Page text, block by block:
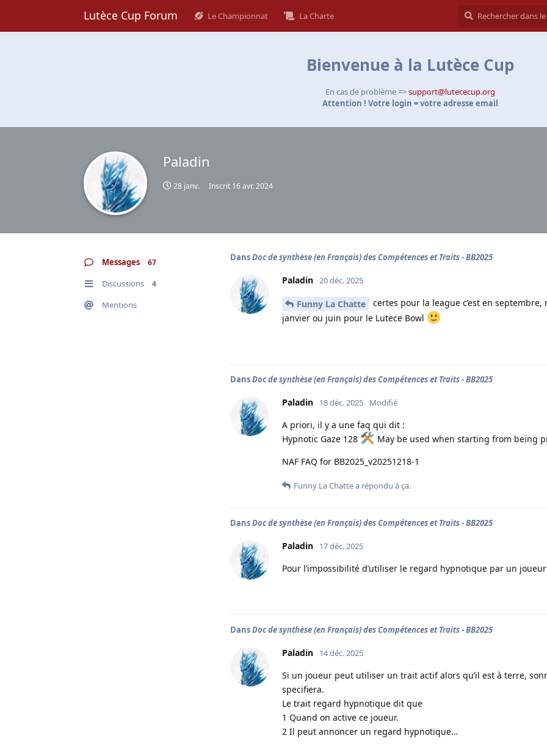
Lutèce Cup Forum Le Championnat La Charte
Bienvenue à la Lutèce Cup
En cas de problème =>support@lutececup.org
Attention ! Votre login = votre adresse email
Paladin
28 janv. Inscrit 16 avr. 2024
Messages 67
Discussions 4
Mentions
DansDoc de synthèse (en Français) des Compétences et Traits - BB2025
Paladin 20 déc. 2025
Funny La Chatte
certes pour la league c’est en
janvier ou juin pour le Lutece Bowl
DansDoc de synthèse (en Français) des Compétences et Traits - BB2025
Paladin 18 déc. 2025 Modifié
A priori, il y a une faq qui dit :
Hypnotic Gaze 128
May be used when starting from being
NAF FAQ for BB2025_v20251218-1
Funny La Chattea répondu à ça.
DansDoc de synthèse (en Français) des Compétences et Traits - BB2025
Paladin 17 déc. 2025
Pour l’impossibilité d’utiliser le regard hypnotique par un
DansDoc de synthèse (en Français) des Compétences et Traits - BB2025
Paladin 14 déc. 2025
Si un joueur peut utiliser un trait actif alors qu’il est à terre,
specifiera.
Le trait regard hypnotique dit que
1 Quand on active ce joueur.
2 Il peut annoncer un regard hypnotique…